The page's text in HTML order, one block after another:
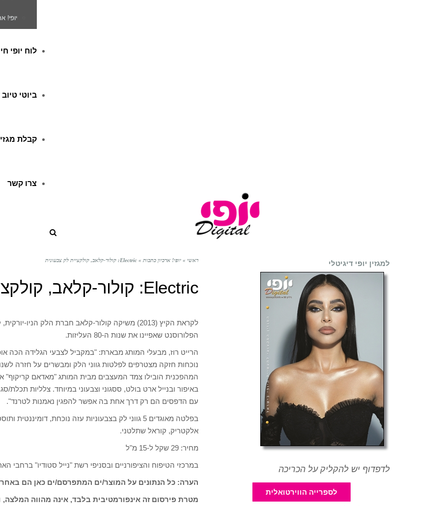
יופי!
לוח יופי
ביוטי טיוב
קבלת
צרו קשר
ראשי » יופי! ארכיון כתבות » Electric: קולור-קלאב, קולקציית לק צבעונית
Electric: קולור-קלאב, קולקציית לק צבעונית
לקראת הקיץ (2013) משיקה קולור-קלאב חברת הלק
הפלורוסנט שאפיינו את שנות ה-80 העליזות.
הרייט רוז, מבעלי המותג מבארת: "במקביל לצבעי הגלידה הכה
המהפכנית הובילו צמד המעצבים מבית המותג "מאדאם קריקוף"
באיפור ובנייל ארט בולט, ססגוני וצבעוני במיוחד. צלליות תכלת/
עם הדפסים הם רק דרך אחת בה אפשר להפגין נאמנות לטרנד".
בפלטה מאוגדים 5 גווני לק בצבעוניות עזה נוכחת,
אלקטריק, קוראל שתלטני.
מחיר: 29 שקל ל-15 מ"ל
במרכזי הטיפוח והציפורניים ובסניפי רשת "נייל סטודיו" ברחבי
הערה: כל הנתונים על המוצר/ים המתפרסם/ים כאן הם
מטרת פירסום זה אינפורמטיבית בלבד, אינה מהווה המלצה,
למגזין יופי דיגיטלי
לדפדוף יש להקליק על הכריכה
לספרייה הווירטואלית